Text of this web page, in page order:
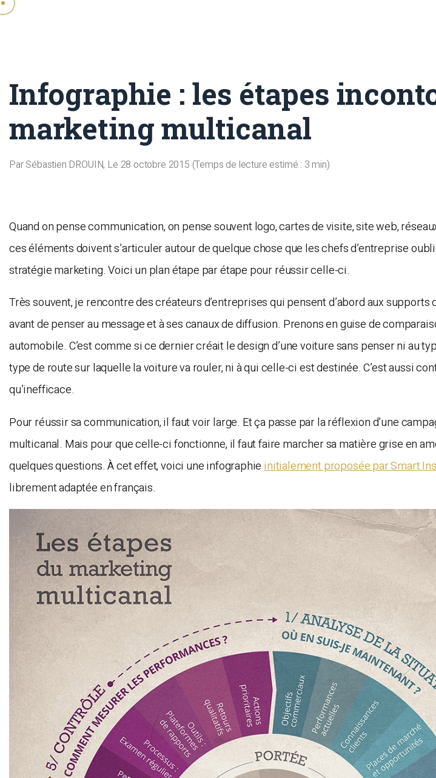
Infographie : les étapes
marketing multicanal
Par Sébastien DROUIN, Le 28 octobre 2015 (Temps de lecture estimé : 3 min)
Quand on pense communication, on pense souvent logo, cartes de visite, site web,
ces éléments doivent s’articuler autour de quelque chose que les chefs d’entreprise
stratégie marketing. Voici un plan étape par étape pour réussir celle-ci.
Très souvent, je rencontre des créateurs d’entreprises qui pensent d’abord aux supports
avant de penser au message et à ses canaux de diffusion. Prenons en guise de
automobile. C’est comme si ce dernier créait le design d’une voiture sans penser ni au
type de route sur laquelle la voiture va rouler, ni à qui celle-ci est destinée. C’est aussi
qu’inefficace.
Pour réussir sa communication, il faut voir large. Et ça passe par la réflexion d’une
multicanal. Mais pour que celle-ci fonctionne, il faut faire marcher sa matière grise en
quelques questions. À cet effet, voici une infographie initialement proposée par Smart
librement adaptée en français.